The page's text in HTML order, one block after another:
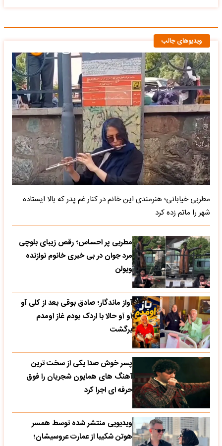
ویدیوهای جالب
مطربی خیابانی؛ هنرمندی این خانم در کنار غم پدر که بالا ایستاده
شهر را ماتم زده کرد
مطربی پر احساس؛ رقص زیبای بلوچی
مرد جوان در بی خبری خانوم نوازنده
ویولن
آواز ماندگار؛ صادق بوقی بعد از کلی آو
آو آو حالا با اردک بودم غاز اومدم
برگشت
پسر خوش صدا یکی از سخت ترین
آهنگ های همایون شجریان را فوق
حرفه ای اجرا کرد
ویدیویی منتشر شده توسط همسر
هوتن شکیبا از عمارت عروسیشان؛